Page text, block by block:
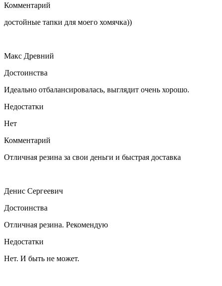
Комментарий
достойные тапки для моего хомячка))
Макс Древний
Достоинства
Идеально отбалансировалась, выглядит очень хорошо.
Недостатки
Нет
Комментарий
Отличная резина за свои деньги и быстрая доставка
Денис Сергеевич
Достоинства
Отличная резина. Рекомендую
Недостатки
Нет. И быть не может.